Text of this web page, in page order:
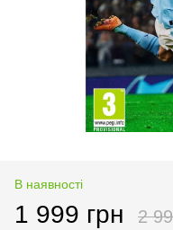
В наявності
1 999 грн 2